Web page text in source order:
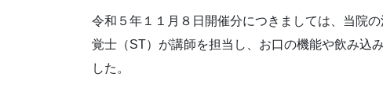
令和５年１１月８日開催分につきましては、当院
覚士（ST）が講師を担当し、お口の機能や飲み込
した。